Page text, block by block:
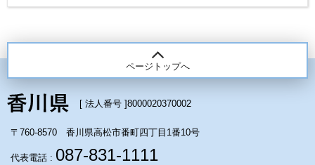
ページトップへ
[ 法人番号 ]8000020370002
〒760-8570 香川県高松市番町四丁目1番10号
代表電話 : 087-831-1111